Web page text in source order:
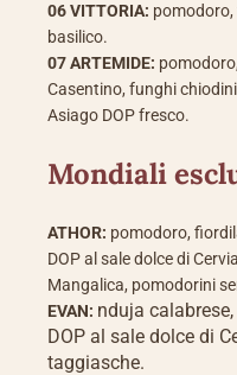
06 VITTORIA: pomodoro,
basilico.
07 ARTEMIDE:
Casentino, funghi
Asiago DOP fresco.
Mondiali
ATHOR: pomodoro,
DOP al sale dolce di
Mangalica, pomodorini
EVAN: nduja
DOP al sale dolce di
taggiasche.